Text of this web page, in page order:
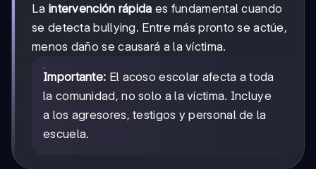
La intervención rápida es fundamental cuando
se detecta bullying. Entre más pronto se actúe,
menos daño se causará a la víctima.
Importante: El acoso escolar afecta a toda
la comunidad, no solo a la víctima. Incluye
a los agresores, testigos y personal de la
escuela.